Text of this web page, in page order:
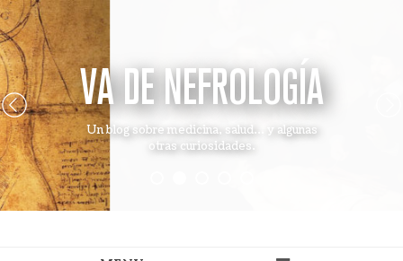
VA DE NEFROLOGÍA
Un blog sobre medicina, salud... y algunas
otras curiosidades.